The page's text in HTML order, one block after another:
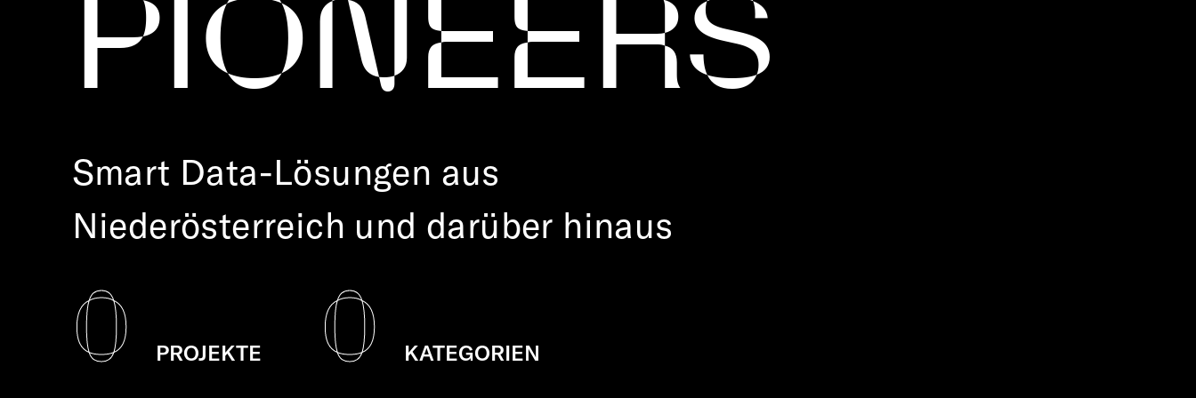
PIONEERS
Smart Data-Lösungen aus
Niederösterreich und darüber hinaus
0 PROJEKTE 0 KATEGORIEN